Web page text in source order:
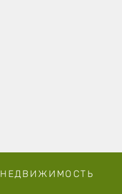
НЕДВИЖИМОСТЬ